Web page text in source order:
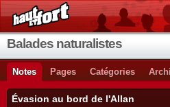
Balades naturalistes
Notes Pages Catégories
Évasion au bord de l'Allan